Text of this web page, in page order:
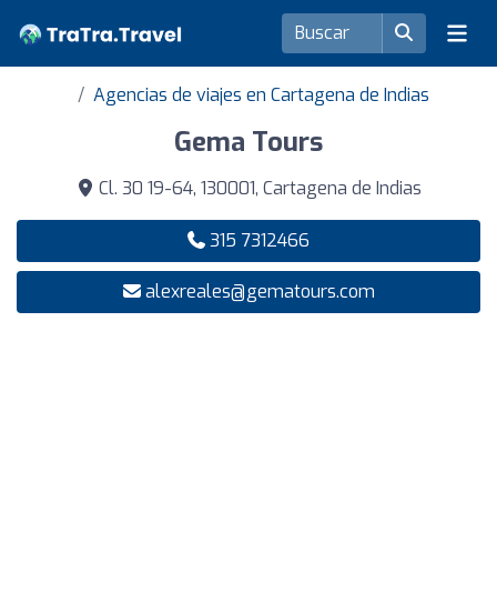
Agencias de viajes en Cartagena de Indias
Gema Tours
Cl. 30 19-64, 130001, Cartagena de Indias
315 7312466
alexreales@gematours.com